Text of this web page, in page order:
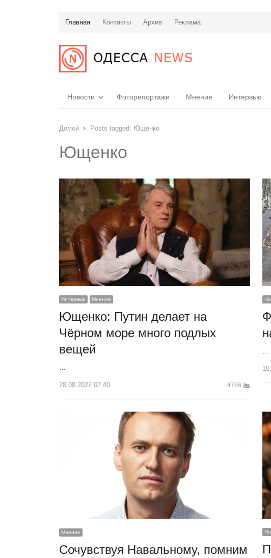
Главная Контакты Архив Реклама
Новости Фоторепортажи Мнение Интервью
Домой Posts tagged: Ющенко
Ющенко
Интервью Мнение
Ющенко: Путин делает на
Чёрном море много подлых
вещей
28.08.2022 07:40 4786
Мнение
Сочувствуя Навальному, помним